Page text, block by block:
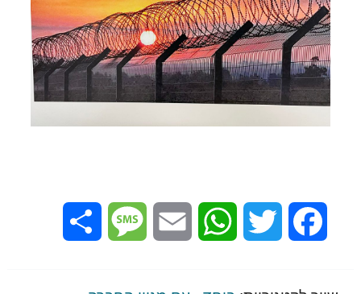
Facebook
Twitter
WhatsApp
Email
Message